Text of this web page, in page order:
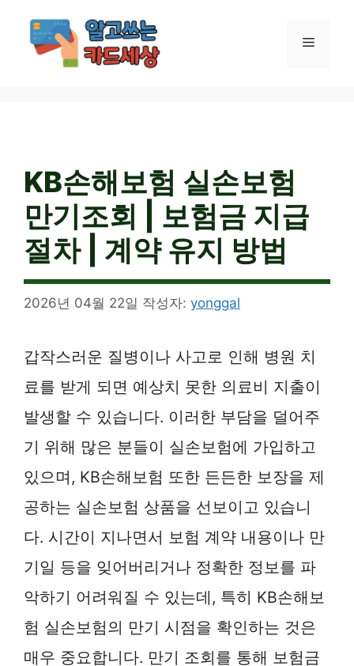
메
KB손해보험 실손보험
만기조회 | 보험금 지급
절차 | 계약 유지 방법
2026년 04월 22일 작성자: yonggal
갑작스러운 질병이나 사고로 인해 병원 치
료를 받게 되면 예상치 못한 의료비 지출이
발생할 수 있습니다. 이러한 부담을 덜어주
기 위해 많은 분들이 실손보험에 가입하고
있으며, KB손해보험 또한 든든한 보장을 제
공하는 실손보험 상품을 선보이고 있습니
다. 시간이 지나면서 보험 계약 내용이나 만
기일 등을 잊어버리거나 정확한 정보를 파
악하기 어려워질 수 있는데, 특히 KB손해보
험 실손보험의 만기 시점을 확인하는 것은
매우 중요합니다. 만기 조회를 통해 보험금